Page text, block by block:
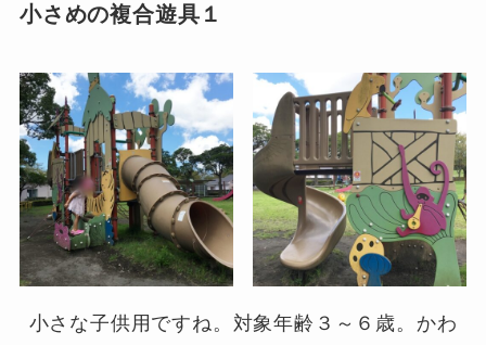
小さめの複合遊具１
小さな子供用ですね。対象年齢３～６歳。かわ